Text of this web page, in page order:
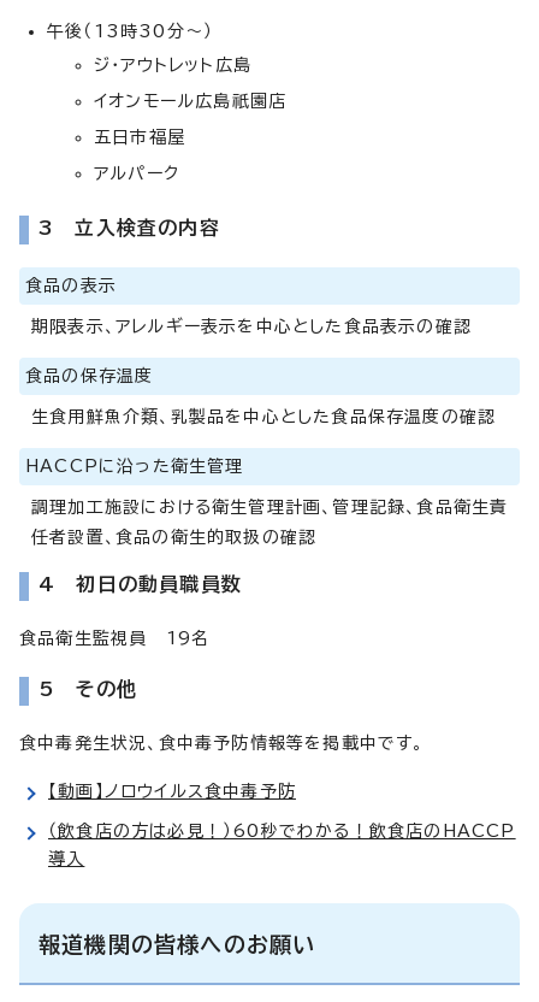
午後（13時30分～）
ジ・アウトレット広島
イオンモール広島祇園店
五日市福屋
アルパーク
3 立入検査の内容
食品の表示
期限表示、アレルギー表示を中心とした食品表示の確認
食品の保存温度
生食用鮮魚介類、乳製品を中心とした食品保存温度の確認
HACCPに沿った衛生管理
調理加工施設における衛生管理計画、管理記録、食品衛生責
任者設置、食品の衛生的取扱の確認
4 初日の動員職員数
食品衛生監視員 19名
5 その他
食中毒発生状況、食中毒予防情報等を掲載中です。
【動画】ノロウイルス食中毒予防
（飲食店の方は必見！）60秒でわかる！飲食店のHACCP
導入
報道機関の皆様へのお願い